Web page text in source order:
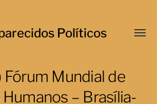
Políticos
Menu
Fórum Mundial de
– Brasília-